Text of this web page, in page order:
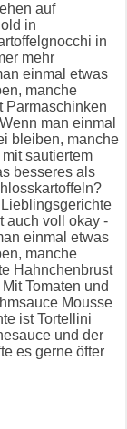
auf
in
in
mehr
einmal etwas
manche
Parmaschinken
man einmal
bleiben, manche
sautiertem
besseres als
auch voll okay -
einmal etwas
manche
Hahnchenbrust
Tomaten und
Mousse
ist Tortellini
und der
es gerne öfter